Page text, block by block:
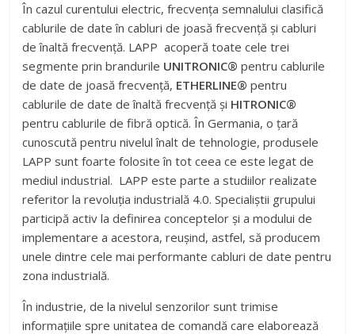
În cazul curentului electric, frecvenţa semnalului clasifică
cablurile de date în cabluri de joasă frecvenţă şi cabluri
de înaltă frecvenţă. LAPP acoperă toate cele trei
segmente prin brandurile UNITRONIC® pentru cablurile
de date de joasă frecvenţă, ETHERLINE® pentru
cablurile de date de înaltă frecvenţă şi HITRONIC®
pentru cablurile de fibră optică. În Germania, o ţară
cunoscută pentru nivelul înalt de tehnologie, produsele
LAPP sunt foarte folosite în tot ceea ce este legat de
mediul industrial. LAPP este parte a studiilor realizate
referitor la revoluţia industrială 4.0. Specialiştii grupului
participă activ la definirea conceptelor şi a modului de
implementare a acestora, reușind, astfel, să producem
unele dintre cele mai performante cabluri de date pentru
zona industrială.
În industrie, de la nivelul senzorilor sunt trimise
informaţiile spre unitatea de comandă care elaborează